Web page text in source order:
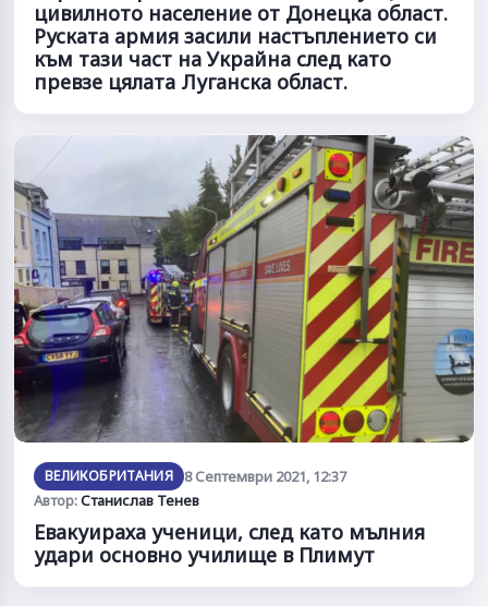
цивилното население от Донецка област.
Руската армия засили настъплението си
към тази част на Украйна след като
превзе цялата Луганска област.
ВЕЛИКОБРИТАНИЯ
8 Септември 2021, 12:37
Автор:Станислав Тенев
Евакуираха ученици, след като мълния
удари основно училище в Плимут